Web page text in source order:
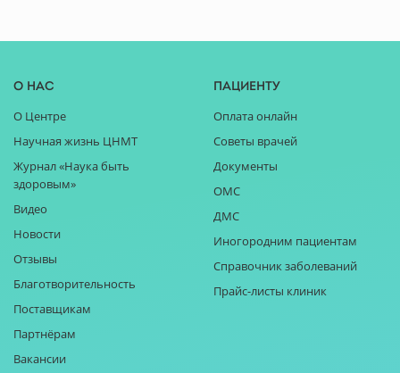
О нас
О Центре
Научная жизнь ЦНМТ
Журнал «Наука быть
здоровым»
Видео
Новости
Отзывы
Благотворительность
Поставщикам
Партнёрам
Вакансии
Пациенту
Оплата онлайн
Советы врачей
Документы
ОМС
ДМС
Иногородним пациентам
Справочник заболеваний
Прайс-листы клиник